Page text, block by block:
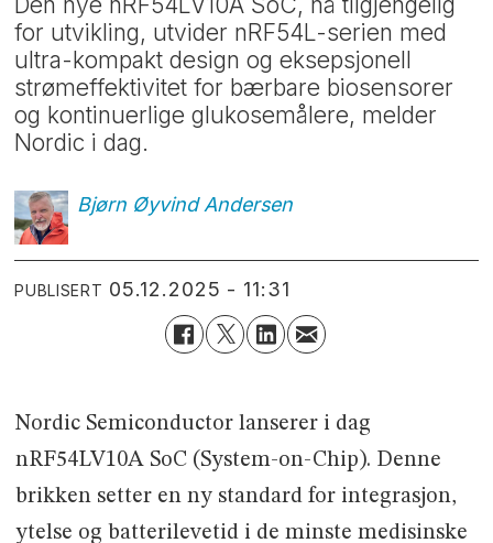
for utvikling, utvider nRF54L-serien med
ultra-kompakt design og eksepsjonell
strømeffektivitet for bærbare biosensorer
og kontinuerlige glukosemålere, melder
Nordic i dag.
Bjørn Øyvind Andersen
PUBLISERT 05.12.2025 - 11:31
Nordic Semiconductor lanserer i dag
nRF54LV10A SoC (System-on-Chip). Denne
brikken setter en ny standard for integrasjon,
ytelse og batterilevetid i de minste medisinske